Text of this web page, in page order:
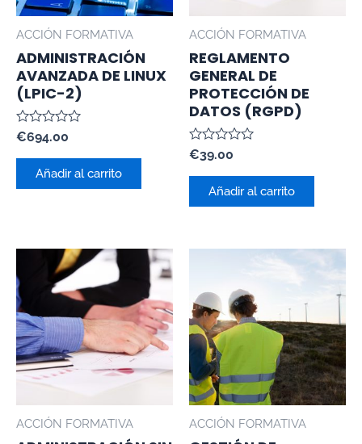
ACCIÓN FORMATIVA
ADMINISTRACIÓN
AVANZADA DE LINUX
(LPIC-2)
Valorado
0
€694.00
Añadir al carrito
ACCIÓN FORMATIVA
REGLAMENTO
GENERAL DE
PROTECCIÓN DE
DATOS (RGPD)
Valorado
con
0
€39.00
Añadir al carrito
ACCIÓN FORMATIVA ACCIÓN FORMATIVA